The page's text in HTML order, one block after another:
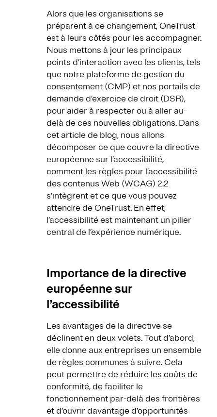
Alors que les organisations se
préparent à ce changement, OneTrust
est à leurs côtés pour les accompagner.
Nous mettons à jour les principaux
points d’interaction avec les clients, tels
que notre plateforme de gestion du
consentement (CMP) et nos portails de
demande d’exercice de droit (DSR),
pour aider à respecter ou à aller au-
delà de ces nouvelles obligations. Dans
cet article de blog, nous allons
décomposer ce que couvre la directive
européenne sur l’accessibilité,
comment les règles pour l’accessibilité
des contenus Web (WCAG) 2.2
s’intègrent et ce que vous pouvez
attendre de OneTrust. En effet,
l’accessibilité est maintenant un pilier
central de l’expérience numérique.
Importance de la directive
européenne sur
l’accessibilité
Les avantages de la directive se
déclinent en deux volets. Tout d’abord,
elle donne aux entreprises un ensemble
de règles communes à suivre. Cela
peut permettre de réduire les coûts de
conformité, de faciliter le
fonctionnement par-delà des frontières
et d’ouvrir davantage d’opportunités